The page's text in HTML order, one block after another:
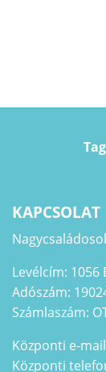
KAPCSOLAT
Levélcím:
Adószám:
Számlaszám:
Központi e-
Központi